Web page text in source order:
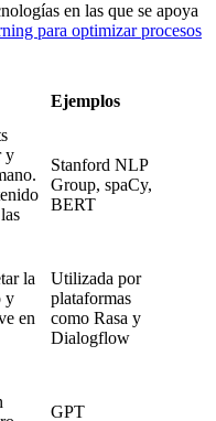
en las que se apoya
para optimizar procesos
Ejemplos
y
Stanford NLP
Group, spaCy,
BERT
la
y
en
Utilizada por
plataformas
como Rasa y
Dialogflow
GPT